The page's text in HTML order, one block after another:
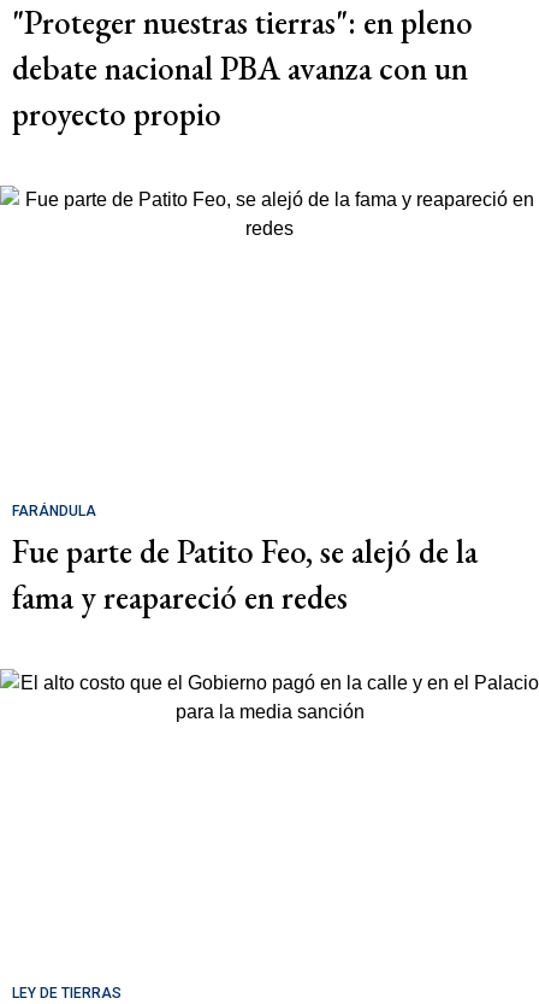
"Proteger nuestras tierras": en pleno
debate nacional PBA avanza con un
proyecto propio
FARÁNDULA
Fue parte de Patito Feo, se alejó de la
fama y reapareció en redes
LEY DE TIERRAS